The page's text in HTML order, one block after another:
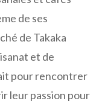
de ses
de Takaka
et de
pour rencontrer
leur passion pour